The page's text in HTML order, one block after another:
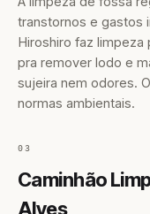
transtornos e gastos
Hiroshiro faz
pra remover lodo e
sujeira nem odores.
normas ambientais.
03
Caminhão
Alves